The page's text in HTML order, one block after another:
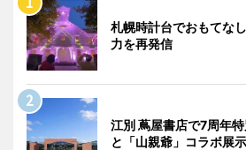
札幌時計台でおもてな
力を再発信
江別 蔦屋書店で7周年
と「山親爺」コラボ展示